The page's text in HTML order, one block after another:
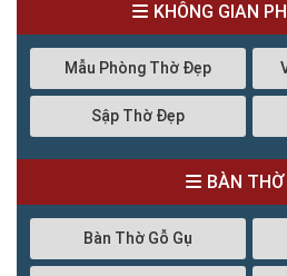
KHÔNG GIAN
Mẫu Phòng Thờ Đẹp
Sập Thờ Đẹp
BÀN THỜ
Bàn Thờ Gỗ Gụ